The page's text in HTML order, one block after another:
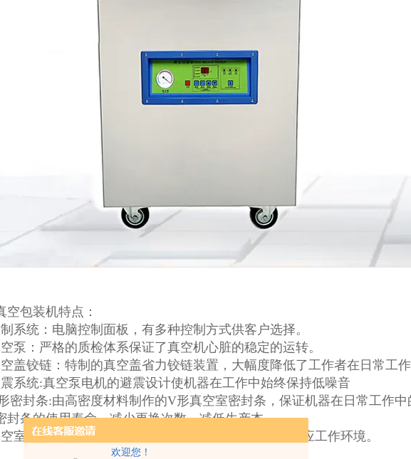
欢迎您！
空包装机特点：
系统：电脑控制面板，有多种控制方式供客户选择。
泵：严格的质检体系保证了真空机心脏的稳定的运转。
盖铰链：特制的真空盖省力铰链装置，大幅度降低了工作者在日常工
系统:真空泵电机的避震设计使机器在工作中始终保持低噪音
密封条:由高密度材料制作的V形真空室密封条，保证机器在日常工作
封条的使用寿命，减少更换次数，减低生产本。
室采用304不锈钢生产，整机洁净、耐腐蚀，可以适应工作环境。